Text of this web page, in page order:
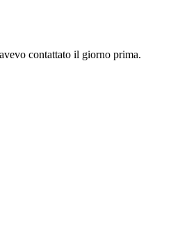
contattato il giorno prima.